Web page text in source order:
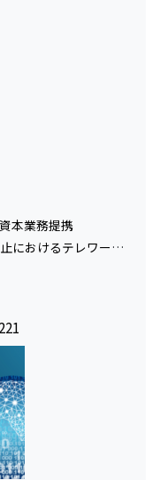
本業務提携
ク実施に関してのお知らせ